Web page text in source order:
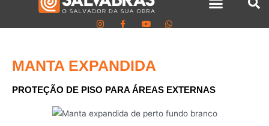
MANTA EXPANDIDA
PROTEÇÃO DE PISO PARA ÁREAS EXTERNAS